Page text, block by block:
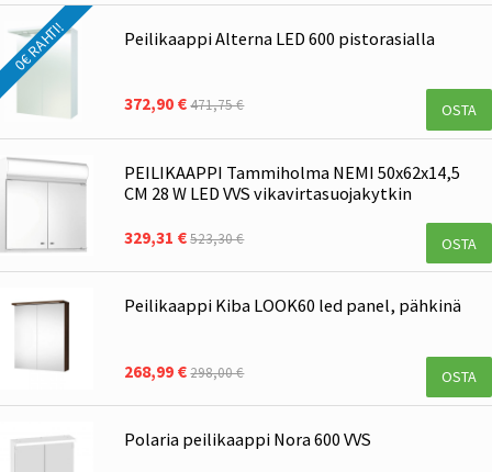
0€ RAHTI! Peilikaappi Alterna LED 600 pistorasialla
372,90 €471,75 € OSTA
PEILIKAAPPI Tammiholma NEMI 50x62x14,5
CM 28 W LED VVS vikavirtasuojakytkin
329,31 €523,30 € OSTA
Peilikaappi Kiba LOOK60 led panel, pähkinä
268,99 €298,00 € OSTA
Polaria peilikaappi Nora 600 VVS